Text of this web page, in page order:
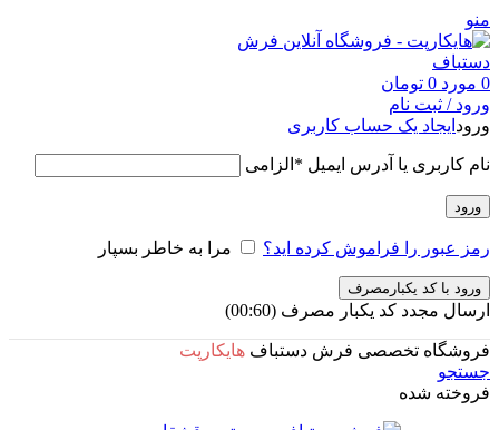
منو
0 مورد 0 تومان
ورود / ثبت نام
ورود ایجاد یک حساب کاربری
نام کاربری یا آدرس ایمیل * الزامی
ورود
رمز عبور را فراموش کرده اید؟ مرا به خاطر بسپار
ورود با کد یکبارمصرف
ارسال مجدد کد یکبار مصرف (00:
60
)
فروشگاه تخصصی فرش دستباف هایکارپت
جستجو
فروخته شده